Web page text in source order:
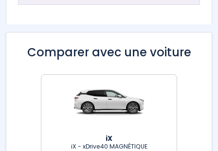
Comparer avec une voiture
iX
iX - xDrive40 MAGNÉTIQUE